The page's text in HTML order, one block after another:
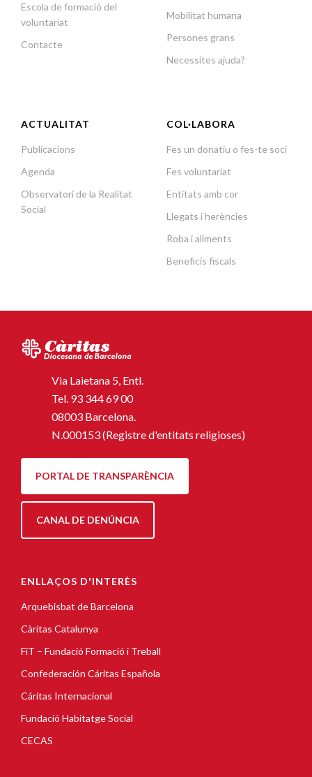
Escola de formació del
voluntariat
Contacte
Mobilitat humana
Persones grans
Necessites ajuda?
ACTUALITAT
Publicacions
Agenda
Observatori de la Realitat
Social
COL·LABORA
Fes un donatiu o fes-te soci
Fes voluntariat
Entitats amb cor
Llegats i herències
Roba i aliments
Beneficis fiscals
Via Laietana 5, Entl.
Tel. 93 344 69 00
08003 Barcelona.
N.000153 (Registre d'entitats religioses)
PORTAL DE TRANSPARÈNCIA
CANAL DE DENÚNCIA
ENLLAÇOS D'INTERÈS
Arquebisbat de Barcelona
Càritas Catalunya
FiT – Fundació Formació i Treball
Confederación Cáritas Española
Cáritas Internacional
Fundació Habitatge Social
CECAS